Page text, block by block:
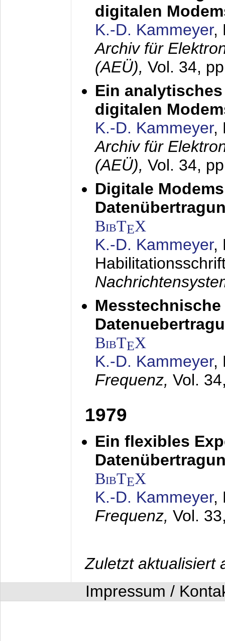
digitalen
K.-D. Kammeyer,
Archiv für
(AEÜ), Vol. 34,
Ein
digitalen
K.-D. Kammeyer,
Archiv für
(AEÜ), Vol. 34,
Digitale
BibTEX
K.-D. Kammeyer,
BibTEX
K.-D. Kammeyer,
Frequenz, Vol.
1979
Ein flexibles
BibTEX
K.-D. Kammeyer,
Frequenz, Vol.
Zuletzt aktualisiert
Impressum /